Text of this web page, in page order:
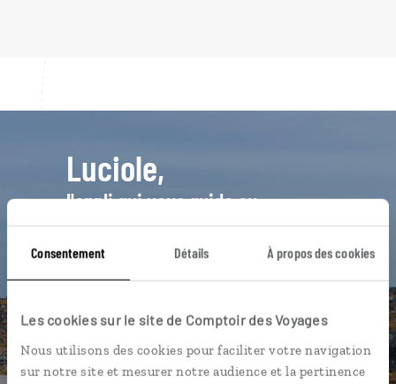
Consentement Détails À propos des cookies
Les cookies sur le site de Comptoir des Voyages
Nous utilisons des cookies pour faciliter votre navigation
sur notre site et mesurer notre audience et la pertinence
Luciole,
l'appli qui vous guide au
Groenland
Une utilisation gratuite, hors
connexion Internet
Les plus beaux sites naturels